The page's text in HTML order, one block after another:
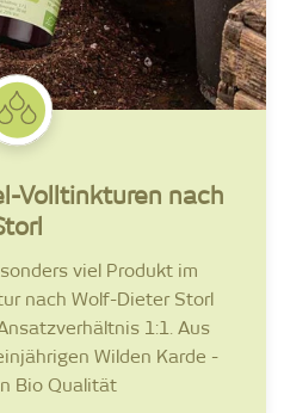
Volltinkturen nach
viel Produkt im
nach Wolf-Dieter Storl
1:1. Aus
Wilden Karde -
Bio Qualität